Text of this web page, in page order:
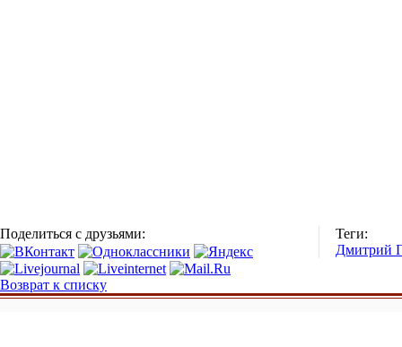
Поделиться с друзьями:
Теги:
Дмитрий
Возврат к списку